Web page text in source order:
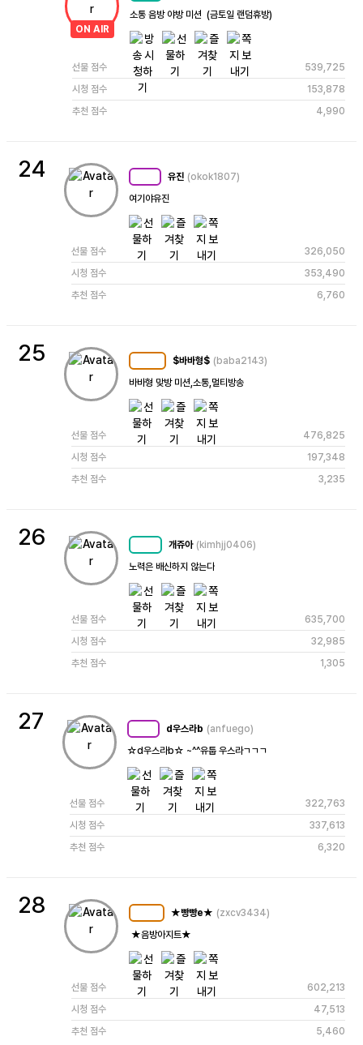
ON AIR
소통 음방 야방 미션  (금토일 랜덤휴방)
선물 점수
539,725
시청 점수
153,878
추천 점수
4,990
24 유진 (okok1807)
여기야유진
선물 점수
326,050
시청 점수
353,490
추천 점수
6,760
25 $바바형$ (baba2143)
바바형 맞방 미션,소통,멀티방송
선물 점수
476,825
시청 점수
197,348
추천 점수
3,235
26 개쥬아 (kimhjj0406)
노력은 배신하지 않는다
선물 점수
635,700
시청 점수
32,985
추천 점수
1,305
27 d우스라b (anfuego)
☆d우스라b☆ ~^^유툽 우스라ㄱㄱㄱ
선물 점수
322,763
시청 점수
337,613
추천 점수
6,320
28 ★빵빵e★ (zxcv3434)
★음방아지트★
선물 점수
602,213
시청 점수
47,513
추천 점수
5,460